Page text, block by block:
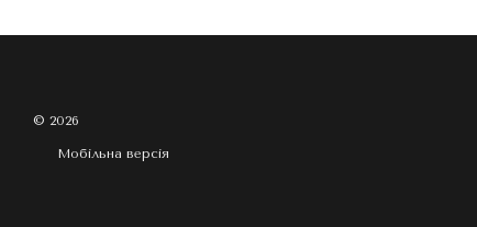
© 2026
Мобільна версія